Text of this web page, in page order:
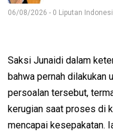
06/08/2026 - 0 Liputan
Saksi Junaidi dalam
bahwa pernah dilakukan
persoalan tersebut,
kerugian saat proses di
mencapai kesepakatan.